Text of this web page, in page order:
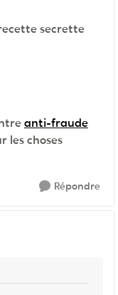
secrette
anti-fraude
les choses
Répondre